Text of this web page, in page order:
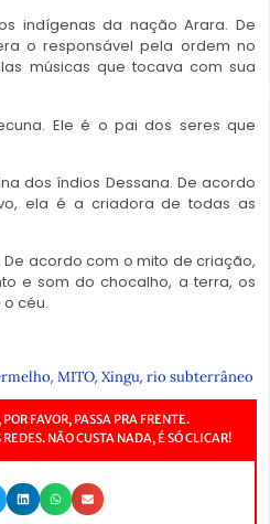
indígenas da nação Arara. De
o responsável pela ordem no
músicas que tocava com sua
Ele é o pai dos seres que
dos índios Dessana. De acordo
ela é a criadora de todas as
De acordo com o mito de criação,
e som do chocalho, a terra, os
céu.
, MITO, Xingu, rio subterrâneo
FAVOR, PASSA PRA FRENTE.
NÃO CUSTA NADA, É SÓ CLICAR!